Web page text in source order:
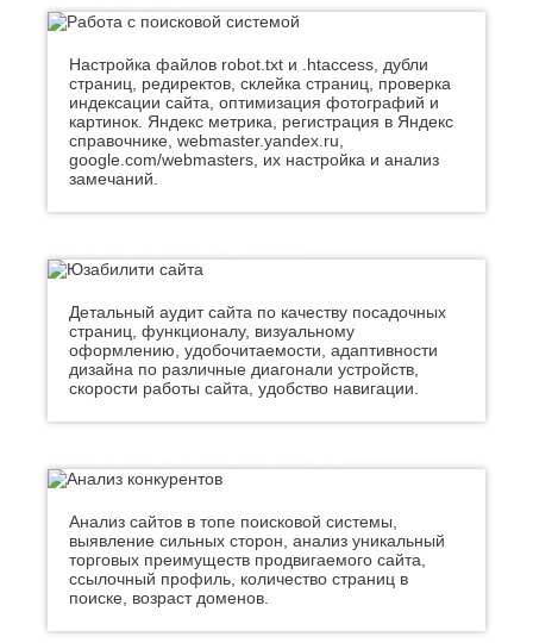
Копейск
Кострома
Красногорск
Краснодар
Курган
Курск
М
Майкоп
Махачкала
Миасс
Москва
Н
Набережные
Челны
Нальчик
Невинномысск
Ульяновск
Уфа
Ф
Феодосия
Х
Химки
Ч
Челябинск
Череповец
Черкесск
Ш
Э
Энгельс
Я
Ялта
Настройка файлов robot.txt и .htaccess, дубли
страниц, редиректов, склейка страниц, проверка
индексации сайта, оптимизация фотографий и
картинок. Яндекс метрика, регистрация в Яндекс
справочнике, webmaster.yandex.ru,
google.com/webmasters, их настройка и анализ
замечаний.
Детальный аудит сайта по качеству посадочных
страниц, функционалу, визуальному
оформлению, удобочитаемости, адаптивности
дизайна по различные диагонали устройств,
скорости работы сайта, удобство навигации.
Анализ сайтов в топе поисковой системы,
выявление сильных сторон, анализ уникальный
торговых преимуществ продвигаемого сайта,
ссылочный профиль, количество страниц в
поиске, возраст доменов.